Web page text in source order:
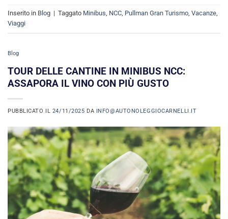
Inserito in Blog | Taggato Minibus, NCC, Pullman Gran Turismo, Vacanze,
Viaggi
Blog
TOUR DELLE CANTINE IN MINIBUS NCC:
ASSAPORA IL VINO CON PIÙ GUSTO
PUBBLICATO IL 24/11/2025 DA INFO@AUTONOLEGGIOCARNELLI.IT